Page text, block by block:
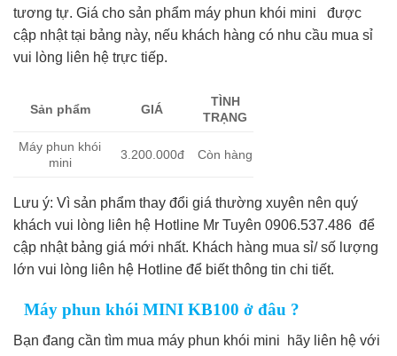
tương tự. Giá cho sản phẩm máy phun khói mini được
cập nhật tại bảng này, nếu khách hàng có nhu cầu mua sỉ
vui lòng liên hệ trực tiếp.
Sản phẩm GIÁ
TÌNH
TRẠNG
Máy phun khói
mini
3.200.000đ Còn hàng
Lưu ý: Vì sản phẩm thay đổi giá thường xuyên nên quý
khách vui lòng liên hệ Hotline Mr Tuyên 0906.537.486 để
cập nhật bảng giá mới nhất. Khách hàng mua sỉ/ số lượng
lớn vui lòng liên hệ Hotline để biết thông tin chi tiết.
Máy phun khói MINI KB100 ở đâu ?
Bạn đang cần tìm mua máy phun khói mini hãy liên hệ với